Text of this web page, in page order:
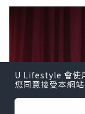
U Lifestyle 會使
您同意接受本網